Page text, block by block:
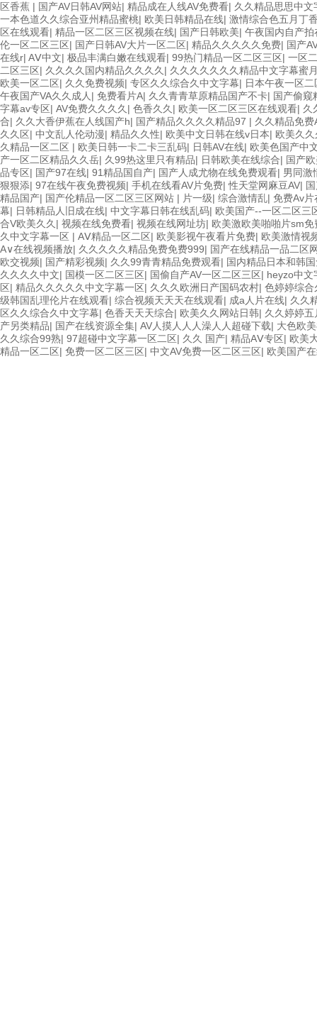
区香蕉 | 国产AV日韩AV网站| 精品成在人线AV免费看| 久久精品思思中文
一本色道久久综合亚州精品蜜桃| 欧美日韩精品在线| 激情综合色五月丁
区在线观看| 精品一区二区三区视频在线| 国产日韩欧美| 午夜国内自产拍
伦一区二区三区| 国产日韩AV大片一区二区| 精品久久久久久免费| 国产
在线r| AⅤ中文| 极品丰满白嫩在线观看| 99热门精品一区二区三区| 一区
二区三区| 久久久久国内精品久久久久 | 久久久久久久久精品中文字幕蜜
欧美一区二区| 久久免费视频| 专区久久综合久中文字幕| 日本午夜一区二
午夜国产VA久久成人 | 免费看片A| 久久青青草原精品国产不卡| 国产偷窥
字幕av专区| AV免费久久久久 | 色香久久 | 欧美一区二区三区在线观看| 久
合| 久久大香伊蕉在人线国产h| 国产精品久久久久精品97 | 久久精品免费
久久区| 中文乱人伦动漫| 精品久久性| 欧美中文日韩在线v日本| 欧美久
久精品一区二区 | 欧美日韩一卡二卡三乱码| 日韩AV在线| 欧美色国产中
产一区二区精品久久岳| 久99热这里只有精品| 日韩欧美在线综合| 国产
品专区| 国产97在线| 91精品国自产| 国产人成尤物在线免费观看| 男同激
狠狠添| 97在线午夜免费视频| 手机在线看AV片免费|性天堂网麻豆AV|
精品国产| 国产伦精品一区二区三区网站 | 片一级| 综合激情乱| 免费Av片
幕| 日韩精品人旧成在线| 中文字幕日韩在线乱码| 欧美国产--一区二区三
合V欧美久久 | 视频在线免费看| 视频在线网址坊| 欧美激欧美啪啪片sm免
久中文字幕一区 | AⅤ精品一区二区| 欧美影视午夜看片免费| 欧美激情视
A∨在线视频播放| 久久久久久精品免费免费999| 国产在线精品一品二区
欧交视频| 国产精彩视频| 久久99青青精品免费观看| 国内精品日本和韩
久久久久中文| 国模一区二区三区| 国偷自产AV一区二区三区| heyzo中文
区| 精品久久久久久中文字幕一区| 久久久欧洲日产国码农村| 色婷婷综
级韩国乱理伦片在线观看| 综合视频天天天在线观看| 成a人片在线| 久久
区久久综合久中文字幕| 色香天天天综合| 欧美久久网站日韩| 久久婷婷五
产另类精品| 国产在线资源全集| AV人摸人人人澡人人超碰下载| 大色欧
久久综合99熟| 97超碰中文字幕一区二区| 久久 国产| 精品AⅤ专区| 欧美
精品一区二区| 免费一区二区三区| 中文AV免费一区二区三区| 欧美国产